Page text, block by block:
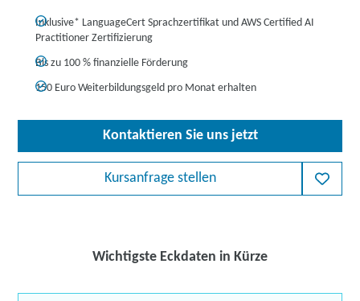
Inklusive* LanguageCert Sprachzertifikat und AWS Certified AI
Practitioner Zertifizierung
Bis zu 100 % finanzielle Förderung
150 Euro Weiterbildungsgeld pro Monat erhalten
Kontaktieren Sie uns jetzt
Kursanfrage stellen
Wichtigste Eckdaten in Kürze